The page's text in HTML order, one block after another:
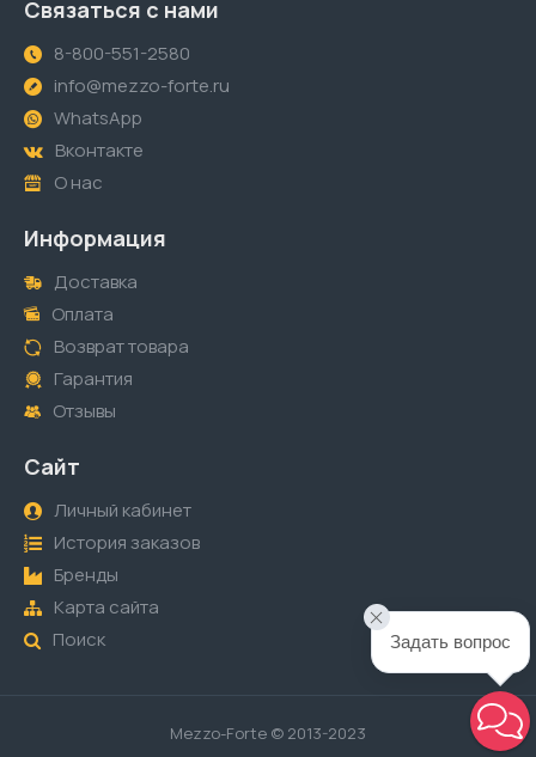
Связаться с нами
8-800-551-2580
info@mezzo-forte.ru
WhatsApp
Вконтакте
О нас
Информация
Доставка
Оплата
Возврат товара
Гарантия
Отзывы
Сайт
Личный кабинет
История заказов
Бренды
Карта сайта
Поиск
Mezzo-Forte © 2013-2023
Задать вопрос